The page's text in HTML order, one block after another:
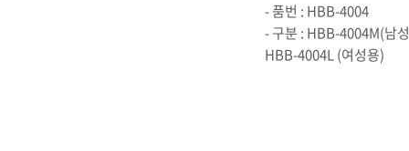
- 품번 : HBB-4004
- 구분 : HBB-4004M(남
HBB-4004L (여성용)